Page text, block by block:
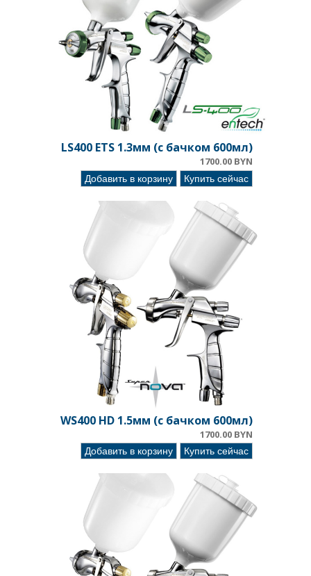
LS400 ETS 1.3мм (с бачком 600мл)
1700.00 BYN
Добавить в корзину Купить сейчас
WS400 HD 1.5мм (с бачком 600мл)
1700.00 BYN
Добавить в корзину Купить сейчас